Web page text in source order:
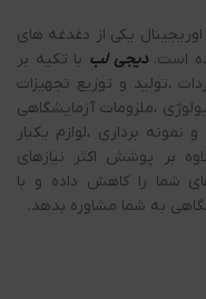
یکی از دغدغه های
است.دیجی لب با تکیه بر
واردات ،تولید و توزیع تجهیزات
،ملزومات آزمایشگاهی
برداری ،لوازم یکبار
بر پوشش اکثر نیازهای
شما را کاهش داده و با
به شما مشاوره بدهد.